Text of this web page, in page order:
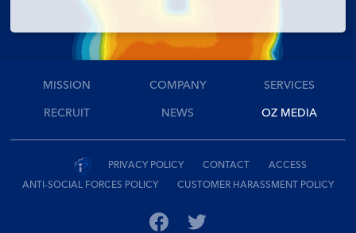
OZ MEDIA
PRIVACY POLICY CONTACT ACCESS
MISSION COMPANY SERVICES
RECRUIT NEWS OZ MEDIA
PRIVACY POLICY CONTACT ACCESS
ANTI-SOCIAL FORCES POLICY CUSTOMER HARASSMENT POLICY